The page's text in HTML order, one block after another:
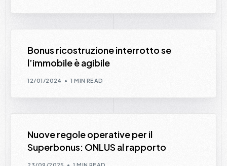
Bonus ricostruzione interrotto se
l’immobile è agibile
12/01/2024 1 MIN READ
Nuove regole operative per il
Superbonus: ONLUS al rapporto